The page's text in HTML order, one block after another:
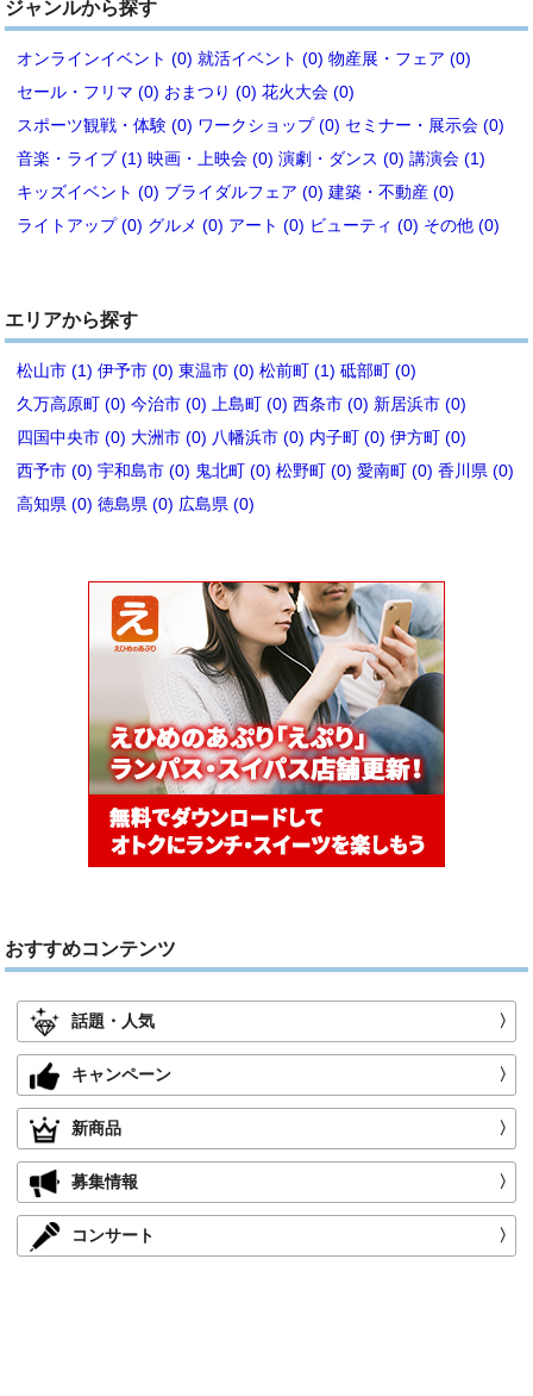
ジャンルから探す
オンラインイベント (0) 就活イベント (0) 物産展・フェア (0)
セール・フリマ (0) おまつり (0) 花火大会 (0)
スポーツ観戦・体験 (0) ワークショップ (0) セミナー・展示会 (0)
音楽・ライブ (1) 映画・上映会 (0) 演劇・ダンス (0) 講演会 (1)
キッズイベント (0) ブライダルフェア (0) 建築・不動産 (0)
ライトアップ (0) グルメ (0) アート (0) ビューティ (0) その他 (0)
エリアから探す
松山市 (1) 伊予市 (0) 東温市 (0) 松前町 (1) 砥部町 (0)
久万高原町 (0) 今治市 (0) 上島町 (0) 西条市 (0) 新居浜市 (0)
四国中央市 (0) 大洲市 (0) 八幡浜市 (0) 内子町 (0) 伊方町 (0)
西予市 (0) 宇和島市 (0) 鬼北町 (0) 松野町 (0) 愛南町 (0) 香川県 (0)
高知県 (0) 徳島県 (0) 広島県 (0)
おすすめコンテンツ
話題・人気 〉
キャンペーン 〉
新商品 〉
募集情報 〉
コンサート 〉